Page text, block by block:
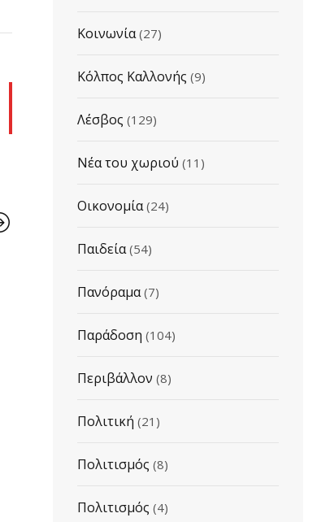
ΕΚΔΗΛΩΣΕΙΣ
ΠΑΡΑΔΟΣΗ
Ο ΜΥΘΟΣ ΤΗΣ ΝΥΦΙΔΑΣ…
Κοινωνία(27)
Κόλπος Καλλονής (9)
Λέσβος (129)
Νέα του χωριού (11)
Οικονομία(24)
Παιδεία(54)
Πανόραμα(7)
Παράδοση (104)
Περιβάλλον (8)
Πολιτική (21)
Πολιτισμός (8)
Πολιτισμός (4)